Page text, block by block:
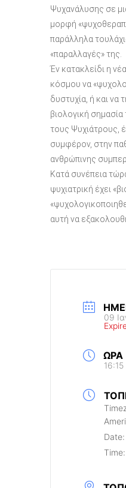
Ψυχανάλυσης σε
μορφή
παράλληλα
«παραλλαγές» της.
Έν κατακλείδι η
κόσμου να
δυστυχία, ή και να
βιολογική
τους Ψυχιάτρους,
συμφέρον, στην
ανθρώπινης
Κατά συνέπεια
ψυχιατρική έχει
αυτή να
09
ΏΡΑ
Date:
Time: